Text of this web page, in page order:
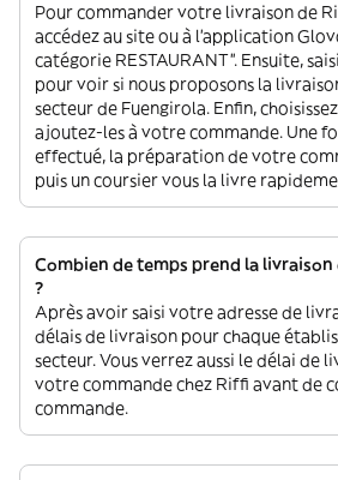
Pour commander votre livraison de
accédez au site ou à l'application
catégorie RESTAURANT”. Ensuite,
pour voir si nous proposons la
secteur de Fuengirola. Enfin,
ajoutez-les à votre commande. Une
effectué, la préparation de votre
puis un coursier vous la livre
Combien de temps prend la livraison
?
Après avoir saisi votre adresse de
délais de livraison pour chaque
secteur. Vous verrez aussi le délai de
votre commande chez Riffi avant de
commande.